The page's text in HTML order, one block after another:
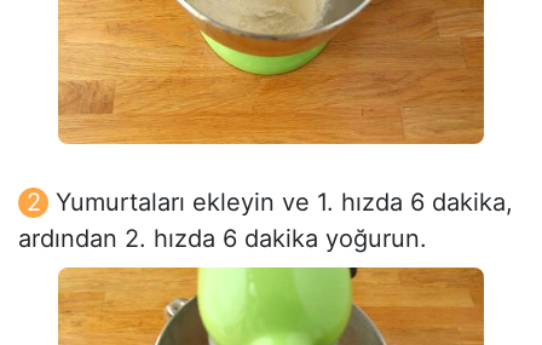
Yumurtaları ekleyin ve 1. hızda 6 dakika,
ardından 2. hızda 6 dakika yoğurun.